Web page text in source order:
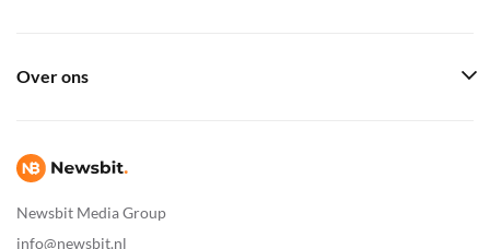
Newsbit Media Group
info@newsbit.nl
Over ons